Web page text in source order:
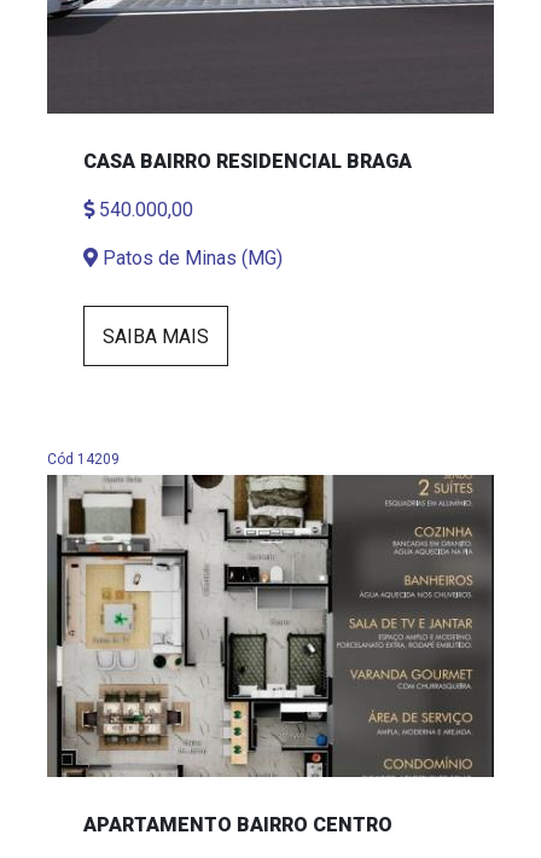
CASA BAIRRO RESIDENCIAL BRAGA
540.000,00
Patos de Minas (MG)
SAIBA MAIS
Cód 14209
APARTAMENTO BAIRRO CENTRO